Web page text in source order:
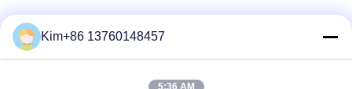
Media Sosial
Kim+86 13760148457
5:36 AM